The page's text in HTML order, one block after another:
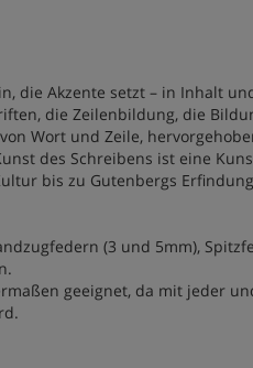
die Akzente setzt – in Inhalt
die Zeilenbildung, die
Wort und Zeile,
des Schreibens ist eine
bis zu Gutenbergs
(3 und 5mm),
geeignet, da mit jeder